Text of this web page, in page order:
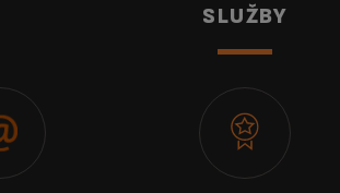
SLUŽBY